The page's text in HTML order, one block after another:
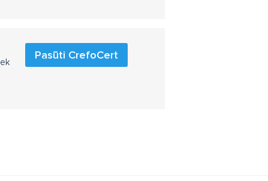
Pasūti CrefoCert